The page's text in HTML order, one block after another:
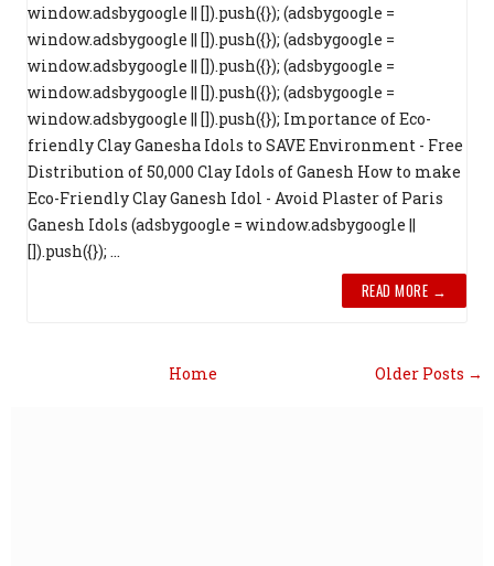
window.adsbygoogle || []).push({}); (adsbygoogle =
window.adsbygoogle || []).push({}); (adsbygoogle =
window.adsbygoogle || []).push({}); (adsbygoogle =
window.adsbygoogle || []).push({}); (adsbygoogle =
window.adsbygoogle || []).push({}); Importance of Eco-
friendly Clay Ganesha Idols to SAVE Environment - Free
Distribution of 50,000 Clay Idols of Ganesh How to make
Eco-Friendly Clay Ganesh Idol - Avoid Plaster of Paris
Ganesh Idols (adsbygoogle = window.adsbygoogle ||
[]).push({}); ...
READ MORE →
Older Posts →
Home